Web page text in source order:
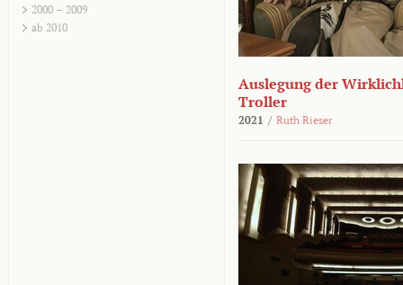
2000 – 2009
ab 2010
Auslegung der
Troller
2021 / Ruth Rieser